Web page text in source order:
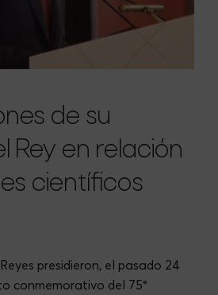
de su
Rey en relación
científicos
presidieron, el pasado 24
conmemorativo del 75°